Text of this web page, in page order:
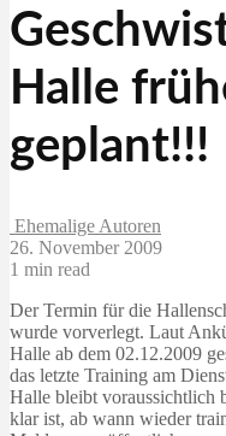
Halle
geplant!!!
Ehemalige Autoren
26. November 2009
1 min read
Der Termin für die
wurde vorverlegt. Laut
Halle ab dem 02.12.2009
das letzte Training am
Halle bleibt voraussichtlich
klar ist, ab wann wieder